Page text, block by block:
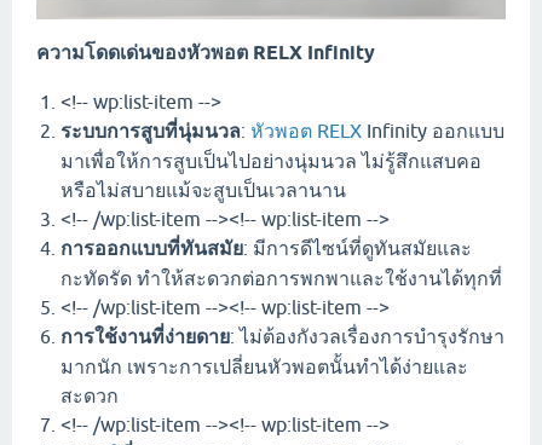
ความโดดเด่นของหัวพอต RELX Infinity
<!-- wp:list-item -->
ระบบการสูบที่นุ่มนวล: หัวพอต RELX Infinity ออกแบบ
มาเพื่อให้การสูบเป็นไปอย่างนุ่มนวล ไม่รู้สึกแสบคอ
หรือไม่สบายแม้จะสูบเป็นเวลานาน
<!-- /wp:list-item --><!-- wp:list-item -->
การออกแบบที่ทันสมัย: มีการดีไซน์ที่ดูทันสมัยและ
กะทัดรัด ทำให้สะดวกต่อการพกพาและใช้งานได้ทุกที่
<!-- /wp:list-item --><!-- wp:list-item -->
การใช้งานที่ง่ายดาย: ไม่ต้องกังวลเรื่องการบำรุงรักษา
มากนัก เพราะการเปลี่ยนหัวพอตนั้นทำได้ง่ายและ
สะดวก
<!-- /wp:list-item --><!-- wp:list-item -->